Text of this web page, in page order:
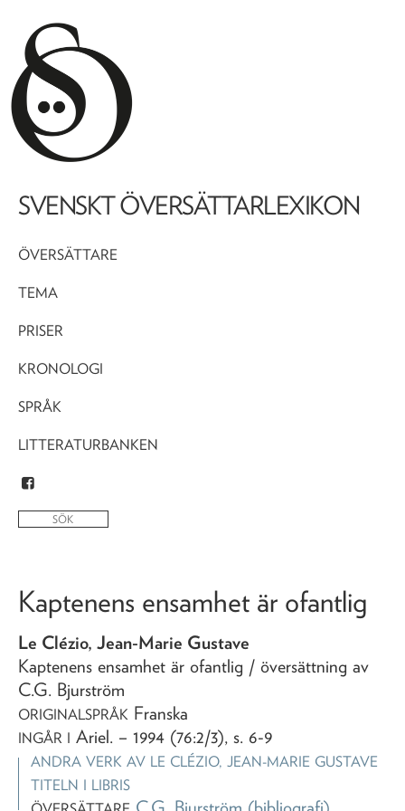
SVENSKT ÖVERSÄTTARLEXIKON
ÖVERSÄTTARE
TEMA
PRISER
KRONOLOGI
SPRÅK
LITTERATURBANKEN
Kaptenens ensamhet är ofantlig
Le Clézio, Jean-Marie Gustave
Kaptenens ensamhet är ofantlig / översättning av
C.G. Bjurström
ORIGINALSPRÅK Franska
INGÅR I Ariel. – 1994 (76:2/3), s. 6-9
ANDRA VERK AV LE CLÉZIO, JEAN-MARIE GUSTAVE
TITELN I LIBRIS